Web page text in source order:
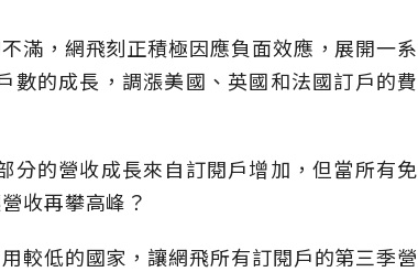
滿，網飛刻正積極因應負面效應，展開一系
的成長，調漲美國、英國和法國訂戶的費
分的營收成長來自訂閱戶增加，但當所有免
收再攀高峰？
較低的國家，讓網飛所有訂閱戶的第三季營